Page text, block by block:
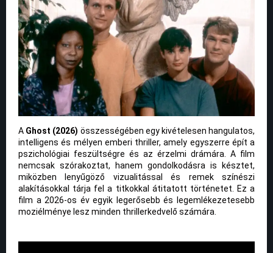
A Ghost (2026) összességében egy kivételesen hangulatos,
intelligens és mélyen emberi thriller, amely egyszerre épít a
pszichológiai feszültségre és az érzelmi drámára. A film
nemcsak szórakoztat, hanem gondolkodásra is késztet,
miközben lenyűgöző vizualitással és remek színészi
alakításokkal tárja fel a titkokkal átitatott történetet. Ez a
film a 2026-os év egyik legerősebb és legemlékezetesebb
moziélménye lesz minden thrillerkedvelő számára.